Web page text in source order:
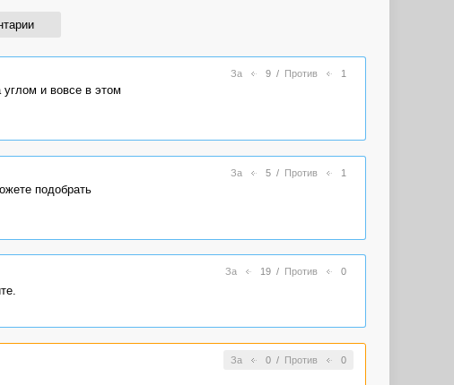
За 9/ Против 1
и вовсе в этом
За 5/ Против 1
подобрать
За 19/ Против 0
За 0/ Против 0